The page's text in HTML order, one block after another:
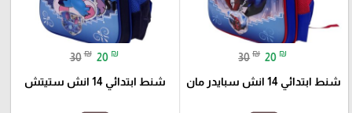
30 ₪ 20 ₪
شنط ابتدائي 14 انش سبايدر مان
30 ₪ 20 ₪
شنط ابتدائي 14 انش ستيتش